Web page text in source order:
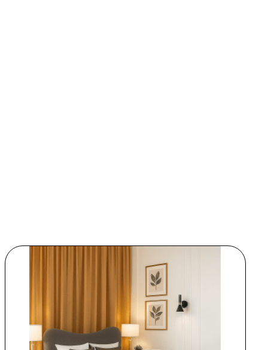
אין עדיין חוות דעת.
היה הראשון לכתוב סקירה “מזרן זוגי קפיצים רקורד”
שדות החובה מסומנים